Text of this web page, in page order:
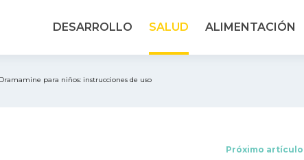
DESARROLLO SALUD ALIMENTACIÓN
Dramamine para niños: instrucciones de uso
Próximo artículo